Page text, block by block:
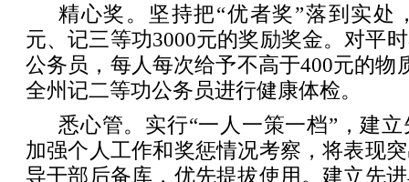
精心奖。坚持把“优者奖”落到实处
元、记三等功3000元的奖励奖金。对平
公务员，每人每次给予不高于400元的物
全州记二等功公务员进行健康体检。
悉心管。实行“一人一策一档”，建
加强个人工作和奖惩情况考察，将表现
导干部后备库，优先提拔使用。建立先